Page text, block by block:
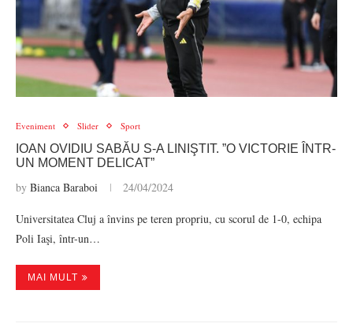
Eveniment Slider Sport
IOAN OVIDIU SABĂU S-A LINIŞTIT. ”O VICTORIE ÎNTR-
UN MOMENT DELICAT”
by Bianca Baraboi 24/04/2024
Universitatea Cluj a învins pe teren propriu, cu scorul de 1-0, echipa
Poli Iaşi, într-un…
MAI MULT